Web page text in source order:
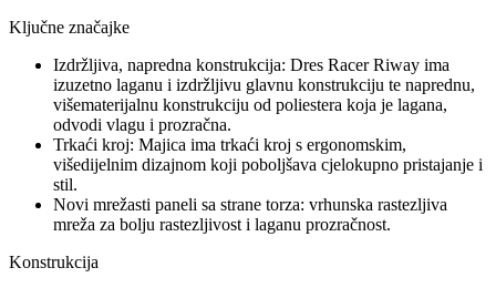
Ključne značajke
Izdržljiva, napredna konstrukcija: Dres Racer Riway ima
izuzetno laganu i izdržljivu glavnu konstrukciju te naprednu,
višematerijalnu konstrukciju od poliestera koja je lagana,
odvodi vlagu i prozračna.
Trkaći kroj: Majica ima trkaći kroj s ergonomskim,
višedijelnim dizajnom koji poboljšava cjelokupno pristajanje i
stil.
Novi mrežasti paneli sa strane torza: vrhunska rastezljiva
mreža za bolju rastezljivost i laganu prozračnost.
Konstrukcija